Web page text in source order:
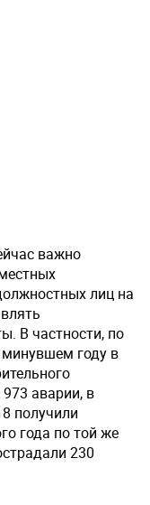
важно
лиц на
В частности, по
году в
аварии, в
получили
года по той же
230